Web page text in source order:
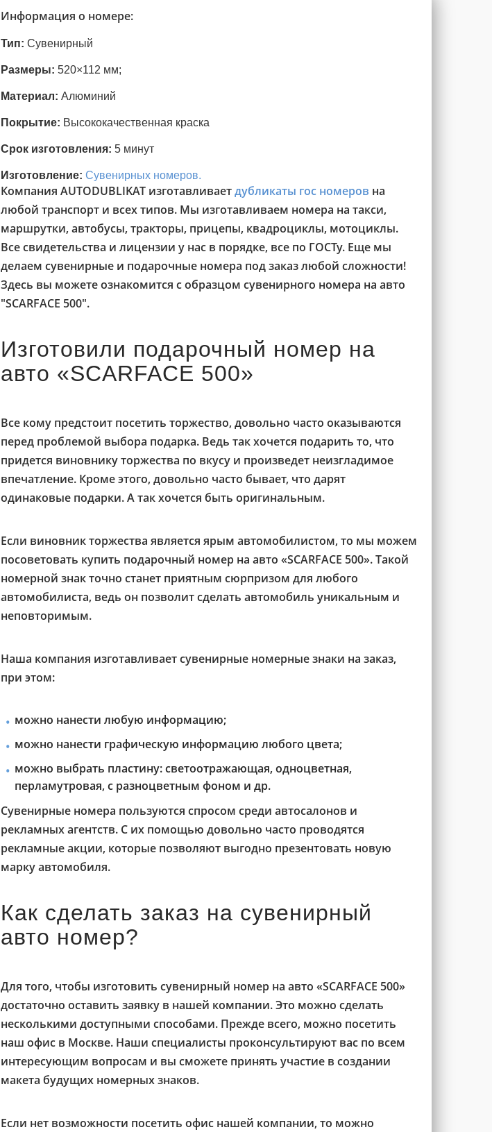
Информация о номере:
Тип: Сувенирный
Размеры: 520×112 мм;
Материал: Алюминий
Покрытие: Высококачественная краска
Срок изготовления: 5 минут
Изготовление: Сувенирных номеров.
Компания AUTODUBLIKAT изготавливаетдубликаты гос номеров на
любой транспорт и всех типов. Мы изготавливаем номера на такси,
маршрутки, автобусы, тракторы, прицепы, квадроциклы, мотоциклы.
Все свидетельства и лицензии у нас в порядке, все по ГОСТу. Еще мы
делаем сувенирные и подарочные номера под заказ любой сложности!
Здесь вы можете ознакомится с образцом сувенирного номера на авто
"SCARFACE 500".
Изготовили подарочный номер на
авто «SCARFACE 500»
Все кому предстоит посетить торжество, довольно часто оказываются
перед проблемой выбора подарка. Ведь так хочется подарить то, что
придется виновнику торжества по вкусу и произведет неизгладимое
впечатление. Кроме этого, довольно часто бывает, что дарят
одинаковые подарки. А так хочется быть оригинальным.
Если виновник торжества является ярым автомобилистом, то мы можем
посоветовать купить подарочный номер на авто «SCARFACE 500». Такой
номерной знак точно станет приятным сюрпризом для любого
автомобилиста, ведь он позволит сделать автомобиль уникальным и
неповторимым.
Наша компания изготавливает сувенирные номерные знаки на заказ,
при этом:
можно нанести любую информацию;
можно нанести графическую информацию любого цвета;
можно выбрать пластину: светоотражающая, одноцветная,
перламутровая, с разноцветным фоном и др.
Сувенирные номера пользуются спросом среди автосалонов и
рекламных агентств. С их помощью довольно часто проводятся
рекламные акции, которые позволяют выгодно презентовать новую
марку автомобиля.
Как сделать заказ на сувенирный
авто номер?
Для того, чтобы изготовить сувенирный номер на авто «SCARFACE 500»
достаточно оставить заявку в нашей компании. Это можно сделать
несколькими доступными способами. Прежде всего, можно посетить
наш офис в Москве. Наши специалисты проконсультируют вас по всем
интересующим вопросам и вы сможете принять участие в создании
макета будущих номерных знаков.
Если нет возможности посетить офис нашей компании, то можно